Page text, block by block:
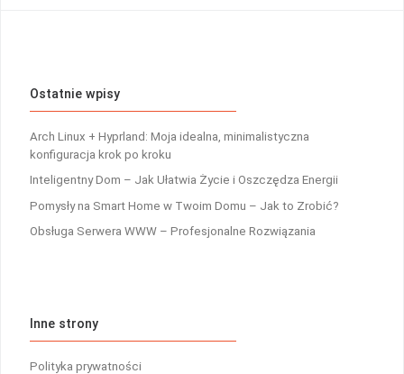
Ostatnie wpisy
Arch Linux + Hyprland: Moja idealna, minimalistyczna
konfiguracja krok po kroku
Inteligentny Dom – Jak Ułatwia Życie i Oszczędza Energii
Pomysły na Smart Home w Twoim Domu – Jak to Zrobić?
Obsługa Serwera WWW – Profesjonalne Rozwiązania
Inne strony
Polityka prywatności